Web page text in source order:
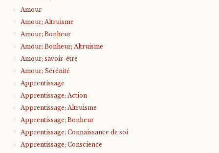
Amour
Amour; Altruisme
Amour; Bonheur
Amour; Bonheur; Altruisme
Amour; savoir-être
Amour; Sérénité
Apprentissage
Apprentissage; Action
Apprentissage; Altruisme
Apprentissage; Bonheur
Apprentissage; Connaissance de soi
Apprentissage; Conscience